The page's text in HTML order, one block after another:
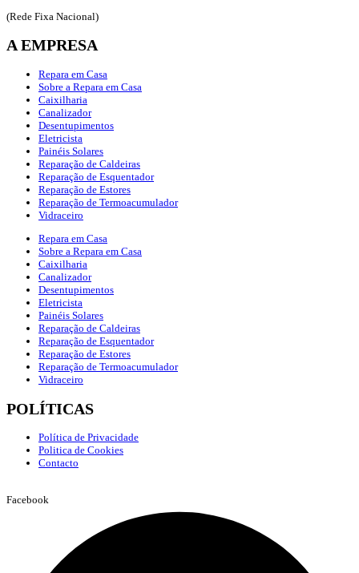
(Rede Fixa Nacional)
A EMPRESA
Repara em Casa
Sobre a Repara em Casa
Caixilharia
Canalizador
Desentupimentos
Eletricista
Painéis Solares
Reparação de Caldeiras
Reparação de Esquentador
Reparação de Estores
Reparação de Termoacumulador
Vidraceiro
Repara em Casa
Sobre a Repara em Casa
Caixilharia
Canalizador
Desentupimentos
Eletricista
Painéis Solares
Reparação de Caldeiras
Reparação de Esquentador
Reparação de Estores
Reparação de Termoacumulador
Vidraceiro
POLÍTICAS
Política de Privacidade
Politica de Cookies
Contacto
Facebook